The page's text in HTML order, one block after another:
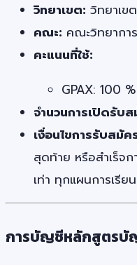
วิทยาเขต: วิทยาเข
คณะ: คณะวิทยากา
คะแนนที่ใช้:
GPAX: 100 %
จำนวนการเปิดรับ
เงื่อนไขการรับสมัค
สุดท้าย หรือสำเร็จ
เท่า ทุกแผนการเรียน
การบัญชีหลักสูตร